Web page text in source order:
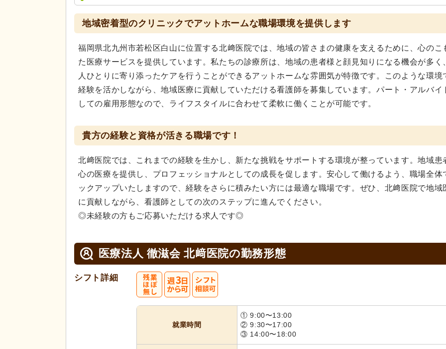
地域密着型のクリニックでアットホームな職場環境を提供します
福岡県北九州市若松区白山に位置する北﨑医院では、地域の皆さまの健康を支えるために、心のこ
た医療サービスを提供しています。私たちの診療所は、地域の患者様と顔見知りになる機会が多く
人ひとりに寄り添ったケアを行うことができるアットホームな雰囲気が特徴です。このような環境
経験を活かしながら、地域医療に貢献していただける看護師を募集しています。パート・アルバイ
しての雇用形態なので、ライフスタイルに合わせて柔軟に働くことが可能です。
貴方の経験と資格が活きる職場です！
北﨑医院では、これまでの経験を生かし、新たな挑戦をサポートする環境が整っています。地域患
心の医療を提供し、プロフェッショナルとしての成長を促します。安心して働けるよう、職場全体
ックアップいたしますので、経験をさらに積みたい方には最適な職場です。ぜひ、北﨑医院で地域
に貢献しながら、看護師としての次のステップに進んでください。
◎未経験の方もご応募いただける求人です◎
医療法人 徹滋会 北﨑医院の勤務形態
シフト詳細
就業時間
① 9:00〜13:00
② 9:30〜17:00
③ 14:00〜18:00